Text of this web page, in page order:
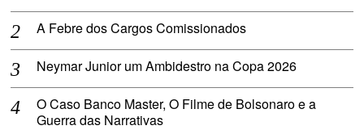
A Febre dos Cargos Comissionados
Neymar Junior um Ambidestro na Copa 2026
O Caso Banco Master, O Filme de Bolsonaro e a
Guerra das Narrativas